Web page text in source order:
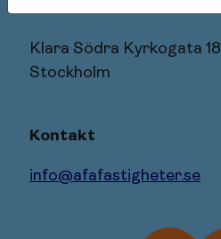
Klara Södra Kyrkogata 18
Stockholm
Kontakt
info@afafastigheter.se